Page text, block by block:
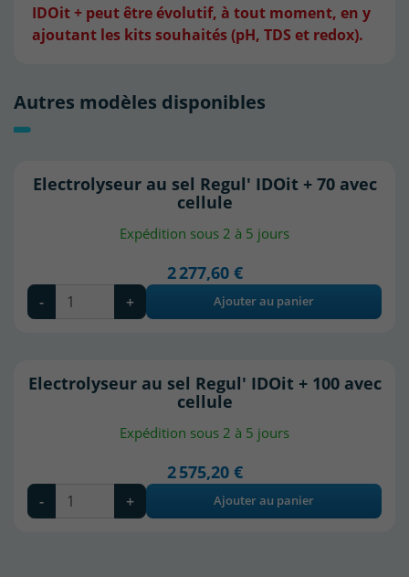
IDOit + peut être évolutif, à tout moment, en y
ajoutant les kits souhaités (pH, TDS et redox).
Autres modèles disponibles
Electrolyseur au sel Regul' IDOit + 70 avec
cellule
Expédition sous 2 à 5 jours
2 277,60 €
- + Ajouter au panier
Electrolyseur au sel Regul' IDOit + 100 avec
cellule
Expédition sous 2 à 5 jours
2 575,20 €
- + Ajouter au panier